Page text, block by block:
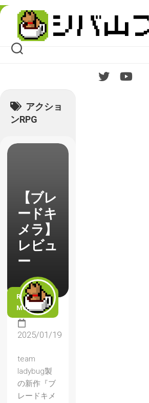
Skip
content
アクショ
ンRPG
【ブレ
ードキ
メラ】
レビュ
ー
READ
MORE
2025/01/19
team
ladybug製
の新作『ブ
レードキメ